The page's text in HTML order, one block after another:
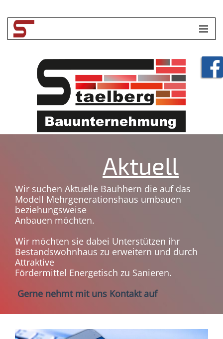
UNTERNEHMEN
LEISTUNGEN
TOOLBOX
Aktuell
Wir suchen Aktuelle Bauhhern die auf das
Modell Mehrgenerationshaus umbauen
beziehungsweise
Anbauen möchten.
Wir möchten sie dabei Unterstützen ihr
Bestandswohnhaus zu erweitern und durch
Attraktive
Fördermittel Energetisch zu Sanieren.
Gerne nehmt mit uns Kontakt auf